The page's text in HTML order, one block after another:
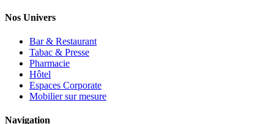
Nos Univers
Bar & Restaurant
Tabac & Presse
Pharmacie
Hôtel
Espaces Corporate
Mobilier sur mesure
Navigation